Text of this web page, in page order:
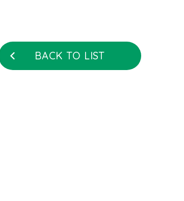
BACK TO LIST